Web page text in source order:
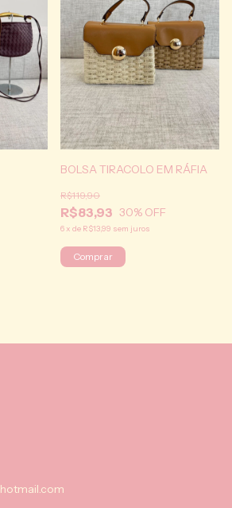
BOLSA TIRACOLO EM RÁFIA
R$83,93
R$119,90
30% OFF
6 x de R$13,99 sem juros
Comprar